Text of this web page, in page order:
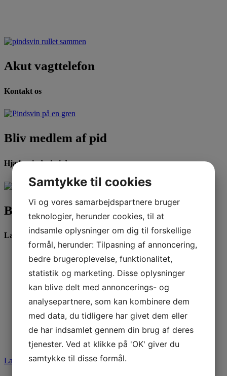
Akut vagttelefon
Kontakt os
Bliv medlem af pid
Hjælp pindsvin i dag
Bliv frivillig
Læs mere
Kig ind i vores Webshop. Der kommer ofte nye varer.
Vil du vide mere?
Har du pindsvin i din have? Eller er du bare nysgerrig på at vide lidt
mere om pindsvinets natur og adfærd?
Læs mere
Samtykke til cookies
Vi og vores samarbejdspartnere bruger
teknologier, herunder cookies, til at
indsamle oplysninger om dig til forskellige
formål, herunder: Tilpasning af annoncering,
bedre brugeroplevelse, funktionalitet,
statistik og marketing. Disse oplysninger
kan blive delt med annoncerings- og
analysepartnere, som kan kombinere dem
med data, du tidligere har givet dem eller
de har indsamlet gennem din brug af deres
tjenester. Ved at klikke på 'OK' giver du
samtykke til disse formål.